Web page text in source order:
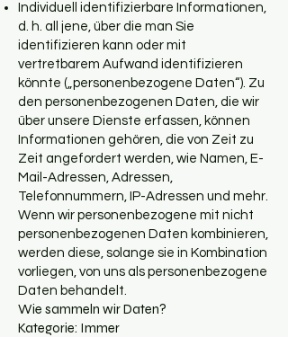
Individuell identifizierbare Informationen,
d. h. all jene, über die man Sie
identifizieren kann oder mit
vertretbarem Aufwand identifizieren
könnte („personenbezogene Daten“). Zu
den personenbezogenen Daten, die wir
über unsere Dienste erfassen, können
Informationen gehören, die von Zeit zu
Zeit angefordert werden, wie Namen, E-
Mail-Adressen, Adressen,
Telefonnummern, IP-Adressen und mehr.
Wenn wir personenbezogene mit nicht
personenbezogenen Daten kombinieren,
werden diese, solange sie in Kombination
vorliegen, von uns als personenbezogene
Daten behandelt.
Wie sammeln wir Daten?
Kategorie: Immer